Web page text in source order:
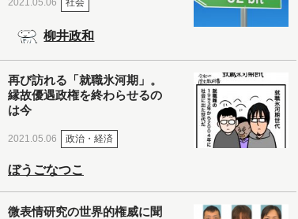
2021.05.06
柳井政和
再び訪れる「就職氷河期」。
縁故優遇政権を終わらせるの
は今
2021.05.06 政治・経済
ぼうごなつこ
微表情研究の世界的権威に聞